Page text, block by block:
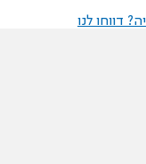
דווחו לנו